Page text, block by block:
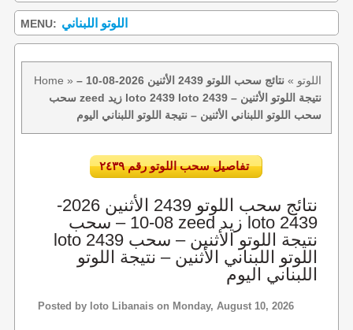
MENU: اللوتو اللبناني
Home » اللوتو »
نتائج سحب اللوتو 2439 الأثنين 2026-08-10 –
سحب zeed زيد loto 2439 loto 2439 نتيجة اللوتو الأثنين –
سحب اللوتو اللبناني الأثنين – نتيجة اللوتو اللبناني اليوم
تفاصيل سحب اللوتو رقم ٢٤٣٩
نتائج سحب اللوتو 2439 الأثنين 2026-
08-10 – سحب zeed زيد loto 2439
loto 2439 نتيجة اللوتو الأثنين – سحب
اللوتو اللبناني الأثنين – نتيجة اللوتو
اللبناني اليوم
Posted by loto Libanaison Monday, August 10, 2026